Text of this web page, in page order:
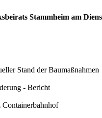
Stammheim am
Stand der Baumaßnahmen
- Bericht